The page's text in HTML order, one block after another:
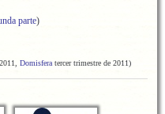
parte)
Domisfera tercer trimestre de 2011)